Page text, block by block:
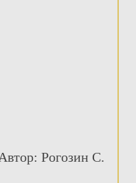
Рогозин С.